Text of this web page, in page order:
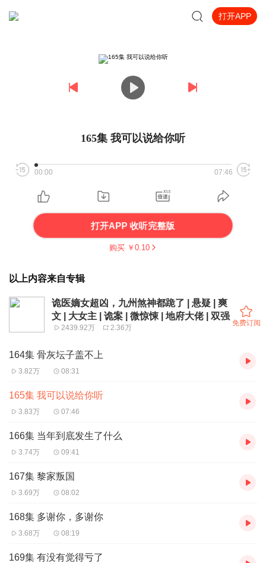
打开APP
165集 我可以说给你听
00:00 07:46
打开APP 收听完整版
购买 ￥ 0.10
以上内容来自专辑
诡医嫡女超凶，九州煞神都跪了 | 悬疑 | 爽
文 | 大女主 | 诡案 | 微惊悚 | 地府大佬 | 双强
2439.92万 2.36万
免费订阅
164集 骨灰坛子盖不上
3.82万 08:31
165集 我可以说给你听
3.83万 07:46
166集 当年到底发生了什么
3.74万 09:41
167集 黎家叛国
3.69万 08:02
168集 多谢你，多谢你
3.68万 08:19
169集 有没有觉得亏了